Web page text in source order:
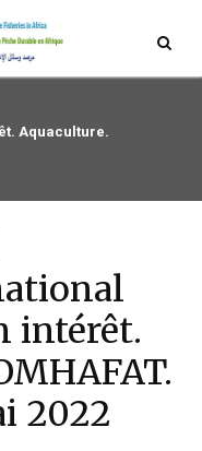
Aquaculture.
intérêt.
2022